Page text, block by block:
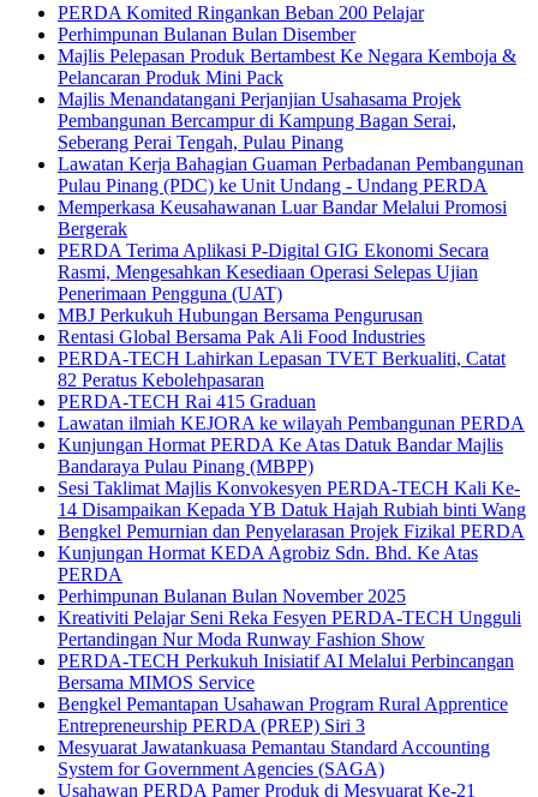
PERDA Komited Ringankan Beban 200 Pelajar
Perhimpunan Bulanan Bulan Disember
Majlis Pelepasan Produk Bertambest Ke Negara Kemboja &
Pelancaran Produk Mini Pack
Majlis Menandatangani Perjanjian Usahasama Projek
Pembangunan Bercampur di Kampung Bagan Serai,
Seberang Perai Tengah, Pulau Pinang
Lawatan Kerja Bahagian Guaman Perbadanan Pembangunan
Pulau Pinang (PDC) ke Unit Undang - Undang PERDA
Memperkasa Keusahawanan Luar Bandar Melalui Promosi
Bergerak
PERDA Terima Aplikasi P-Digital GIG Ekonomi Secara
Rasmi, Mengesahkan Kesediaan Operasi Selepas Ujian
Penerimaan Pengguna (UAT)
MBJ Perkukuh Hubungan Bersama Pengurusan
Rentasi Global Bersama Pak Ali Food Industries
PERDA-TECH Lahirkan Lepasan TVET Berkualiti, Catat
82 Peratus Kebolehpasaran
PERDA-TECH Rai 415 Graduan
Lawatan ilmiah KEJORA ke wilayah Pembangunan PERDA
Kunjungan Hormat PERDA Ke Atas Datuk Bandar Majlis
Bandaraya Pulau Pinang (MBPP)
Sesi Taklimat Majlis Konvokesyen PERDA-TECH Kali Ke-
14 Disampaikan Kepada YB Datuk Hajah Rubiah binti Wang
Bengkel Pemurnian dan Penyelarasan Projek Fizikal PERDA
Kunjungan Hormat KEDA Agrobiz Sdn. Bhd. Ke Atas
PERDA
Perhimpunan Bulanan Bulan November 2025
Kreativiti Pelajar Seni Reka Fesyen PERDA-TECH Ungguli
Pertandingan Nur Moda Runway Fashion Show
PERDA-TECH Perkukuh Inisiatif AI Melalui Perbincangan
Bersama MIMOS Service
Bengkel Pemantapan Usahawan Program Rural Apprentice
Entrepreneurship PERDA (PREP) Siri 3
Mesyuarat Jawatankuasa Pemantau Standard Accounting
System for Government Agencies (SAGA)
Usahawan PERDA Pamer Produk di Mesyuarat Ke-21